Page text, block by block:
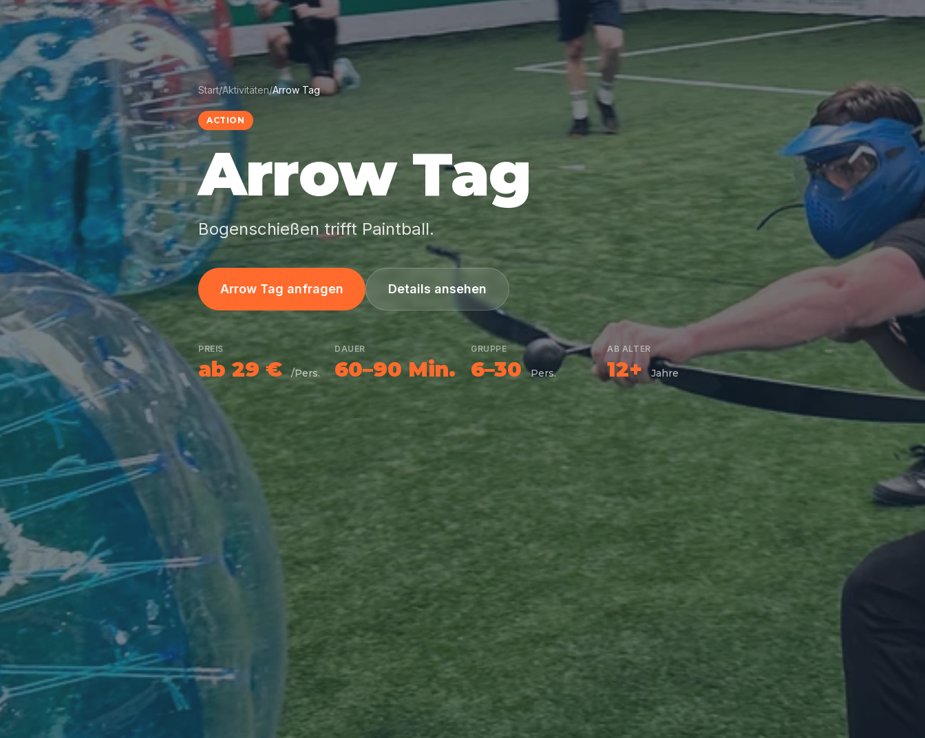
Start/Aktivitäten/Arrow Tag
ACTION
Arrow Tag
Bogenschießen trifft Paintball.
Arrow Tag anfragen Details ansehen
PREIS
ab 29 € /Pers.
DAUER
60–90 Min.
GRUPPE
6–30 Pers.
AB ALTER
12+ Jahre